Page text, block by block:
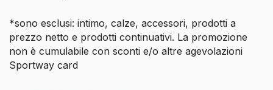
*sono esclusi: intimo, calze, accessori, prodotti a
prezzo netto e prodotti continuativi. La promozione
non è cumulabile con sconti e/o altre agevolazioni
Sportway card